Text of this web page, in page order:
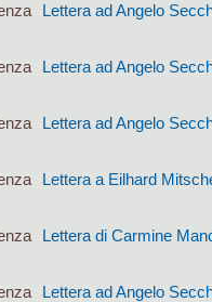
Lettera ad Angelo
Lettera ad Angelo
Lettera ad Angelo
Lettera a Eilhard
Lettera di Carmine
Lettera ad Angelo